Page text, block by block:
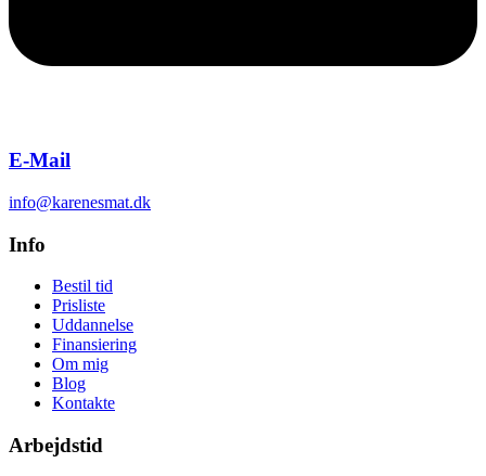
E-Mail
info@karenesmat.dk
Info
Bestil tid
Prisliste
Uddannelse
Finansiering
Om mig
Blog
Kontakte
Arbejdstid